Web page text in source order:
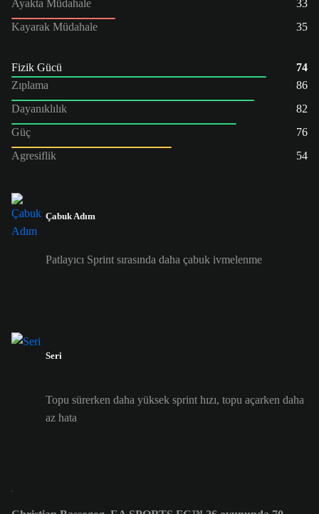
Ayakta Müdahale
33
Kayarak Müdahale
35
Fizik Gücü
74
Zıplama
86
Dayanıklılık
82
Güç
76
Agresiflik
54
Çabuk Adım
Patlayıcı Sprint sırasında daha çabuk ivmelenme
Seri
Topu sürerken daha yüksek sprint hızı, topu açarken daha
az hata